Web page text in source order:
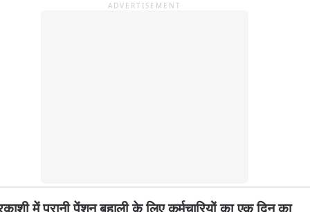
खुलासा पुलिस जांच और पोस्टमार्टम रिपोर्ट के बाद ही हो सकेगा।
ADVERTISEMENT
में पुरानी पेंशन बहाली के लिए कर्मचारियों का एक दिन का